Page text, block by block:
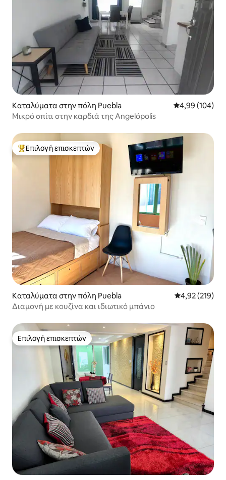
Καταλύματα στην πόλη Puebla Μέση
4,99 (104)
Μικρό σπίτι στην καρδιά της Angelópolis
Κορυφαία επιλογή επισκεπτών
Επιλογή επισκεπτών
Καταλύματα στην πόλη Puebla Μέση
4,92 (219)
Διαμονή με κουζίνα και ιδιωτικό μπάνιο
Επιλογή επισκεπτών
Επιλογή επισκεπτών